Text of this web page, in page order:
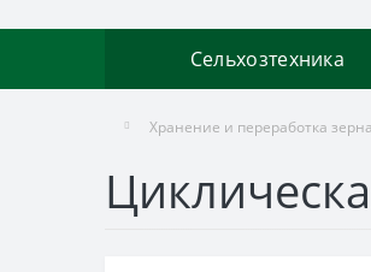
Сельхозтехника
Хранение и переработка зерна